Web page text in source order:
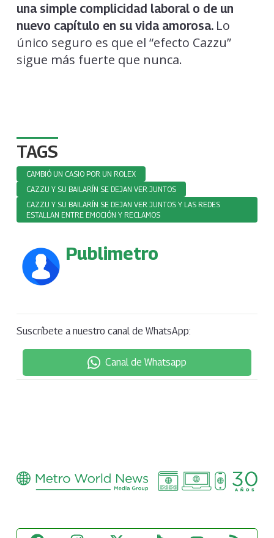
una simple complicidad laboral o de un
nuevo capítulo en su vida amorosa. Lo
único seguro es que el “efecto Cazzu”
sigue más fuerte que nunca.
TAGS
CAMBIÓ UN CASIO POR UN ROLEX
CAZZU Y SU BAILARÍN SE DEJAN VER JUNTOS
CAZZU Y SU BAILARÍN SE DEJAN VER JUNTOS Y LAS REDES
ESTALLAN ENTRE EMOCIÓN Y RECLAMOS
Publimetro
Suscríbete a nuestro canal de WhatsApp:
Canal de Whatsapp